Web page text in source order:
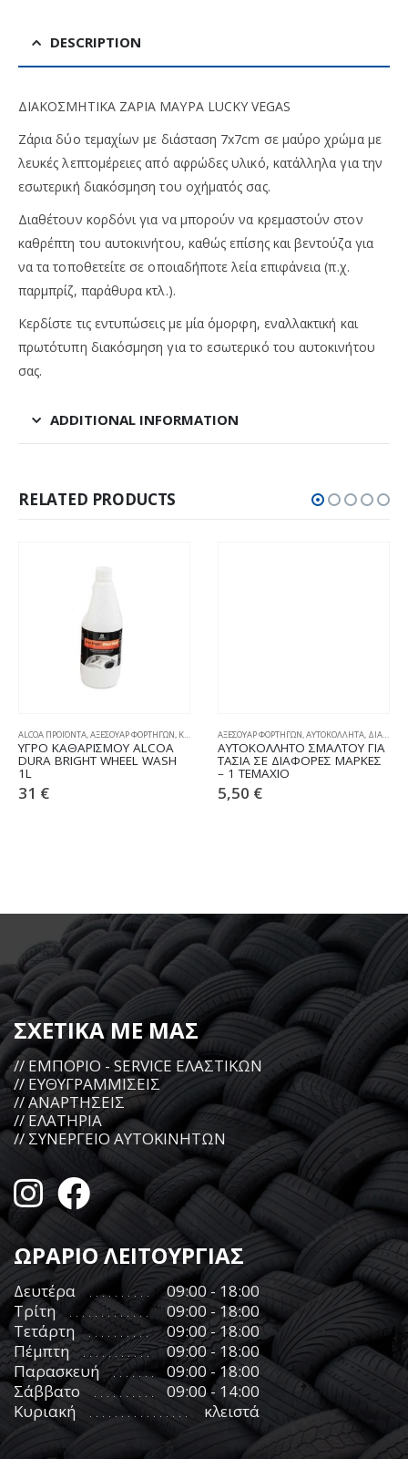
DESCRIPTION
ΔΙΑΚΟΣΜΗΤΙΚΑ ΖΑΡΙΑ ΜΑΥΡΑ LUCKY VEGAS
Ζάρια δύο τεμαχίων με διάσταση 7x7cm σε μαύρο χρώμα με
λευκές λεπτομέρειες από αφρώδες υλικό, κατάλληλα για την
εσωτερική διακόσμηση του οχήματός σας.
Διαθέτουν κορδόνι για να μπορούν να κρεμαστούν στον
καθρέπτη του αυτοκινήτου, καθώς επίσης και βεντούζα για
να τα τοποθετείτε σε οποιαδήποτε λεία επιφάνεια (π.χ.
παρμπρίζ, παράθυρα κτλ.).
Κερδίστε τις εντυπώσεις με μία όμορφη, εναλλακτική και
πρωτότυπη διακόσμηση για το εσωτερικό του αυτοκινήτου
σας.
ADDITIONAL INFORMATION
RELATED PRODUCTS
ALCOA ΠΡΟΪΟΝΤΑ,ΑΞΕΣΟΥΑΡ ΦΟΡΤΗΓΩΝ, ΚΑΘΑΡΙΣΜΟΣ & ΣΥΝΤΗΡΗΣΗ
ΥΓΡΟ ΚΑΘΑΡΙΣΜΟΥ ALCOA
DURA BRIGHT WHEEL WASH
1L
31 €
ΑΞΕΣΟΥΑΡ ΦΟΡΤΗΓΩΝ,ΑΥΤΟΚΟΛΛΗΤΑ, ΔΙΑΦΟΡΑ
ΑΥΤΟΚΟΛΛΗΤΟ ΣΜΑΛΤΟΥ ΓΙΑ
ΤΑΣΙΑ ΣΕ ΔΙΑΦΟΡΕΣ ΜΑΡΚΕΣ
– 1 ΤΕΜΑΧΙΟ
5,50 €
ΣΧΕΤΙΚΑ ΜΕ ΜΑΣ
// ΕΜΠΟΡΙΟ - SERVICE ΕΛΑΣΤΙΚΩΝ
// ΕΥΘΥΓΡΑΜΜΙΣΕΙΣ
// ΑΝΑΡΤΗΣΕΙΣ
// ΕΛΑΤΗΡΙΑ
// ΣΥΝΕΡΓΕΙΟ ΑΥΤΟΚΙΝΗΤΩΝ
ΩΡΑΡΙΟ ΛΕΙΤΟΥΡΓΙΑΣ
Δευτέρα
09:00 - 18:00
Τρίτη
09:00 - 18:00
Τετάρτη
09:00 - 18:00
Πέμπτη
09:00 - 18:00
Παρασκευή
09:00 - 18:00
Σάββατο
09:00 - 14:00
Κυριακή
κλειστά